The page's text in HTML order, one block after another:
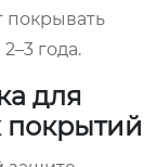
покрывать
года.
для
покрытий